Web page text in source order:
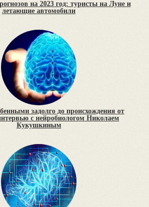
на 2023 год: туристы на Луне и
летающие автомобили
задолго до происхождения от
с нейробиологом Николаем
Кукушкиным